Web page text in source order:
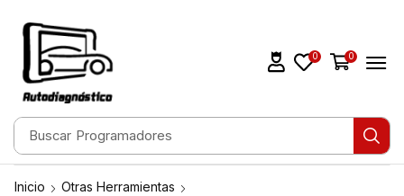
Buscar Escáneres
0 0
Inicio
Otras Herramientas